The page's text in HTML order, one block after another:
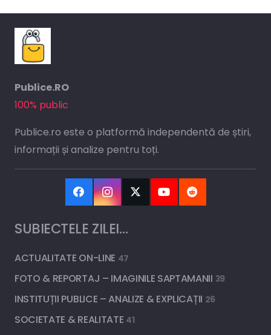
Publice.RO
100% public
Publice.ro este o platformă independentă de știri,
informații și analize pentru toți.
SUBIECTELE ZILEI…
ACTUALITATE ON-LINE 47
FOTO & REPORTAJ – IMAGINILE SAPTAMANII 39
INSTITUȚII PUBLICE – ANALIZE & EXPLICAȚII 26
SOCIETATE & REALITATE 41